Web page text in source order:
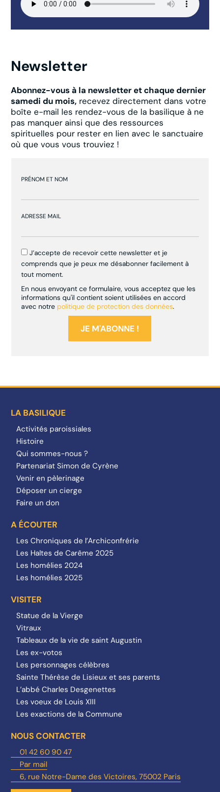
Newsletter
Abonnez-vous à la newsletter et chaque dernier
samedi du mois, recevez directement dans votre
boîte e-mail les rendez-vous de la basilique à ne
pas manquer ainsi que des ressources
spirituelles pour rester en lien avec le sanctuaire
où que vous vous trouviez !
PRÉNOM ET NOM
ADRESSE MAIL
J’accepte de recevoir cette newsletter et je
comprends que je peux me désabonner facilement à
tout moment.
En nous envoyant ce formulaire, vous acceptez que les
informations qu'il contient soient utilisées en accord
avec notre politique de protection des données.
LA BASILIQUE
Activités paroissiales
Histoire
Qui sommes-nous ?
Partenariat Simon de Cyrène
Venir en pèlerinage
Déposer un cierge
Faire un don
A ÉCOUTER
Les Chroniques de l’Archiconfrérie
Les Haltes de Carême 2025
Les homélies 2024
Les homélies 2025
VISITER
Statue de la Vierge
Vitraux
Tableaux de la vie de saint Augustin
Les ex-votos
Les personnages célèbres
Sainte Thérèse de Lisieux et ses parents
L’abbé Charles Desgenettes
Les voeux de Louis XIII
Les exactions de la Commune
NOUS CONTACTER
01 42 60 90 47
Par mail
6, rue Notre-Dame des Victoires, 75002 Paris